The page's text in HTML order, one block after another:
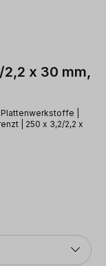
x 30 mm,
|
| 250 x 3,2/2,2 x